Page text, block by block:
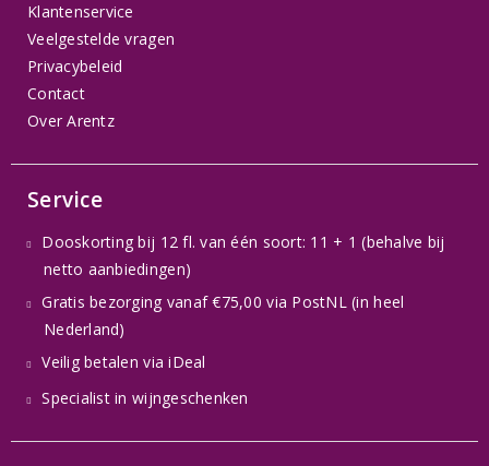
Klantenservice
Veelgestelde vragen
Privacybeleid
Contact
Over Arentz
Service
Dooskorting bij 12 fl. van één soort: 11 + 1 (behalve bij
netto aanbiedingen)
Gratis bezorging vanaf €75,00 via PostNL (in heel
Nederland)
Veilig betalen via iDeal
Specialist in wijngeschenken